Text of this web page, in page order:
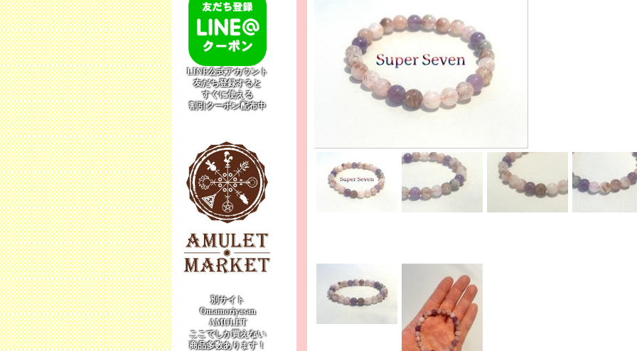
LINE公式アカウント
友だち登録すると
すぐに使える
割引クーポン配布中
別サイト
Omamoriyasan
AMULET
ここでしか買えない
商品多数あります！